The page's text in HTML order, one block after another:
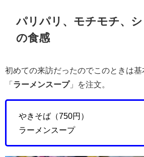
パリパリ、モチモチ、
の食感
初めての来訪だったのでこのときは基
「ラーメンスープ」を注文。
やきそば（750円）
ラーメンスープ